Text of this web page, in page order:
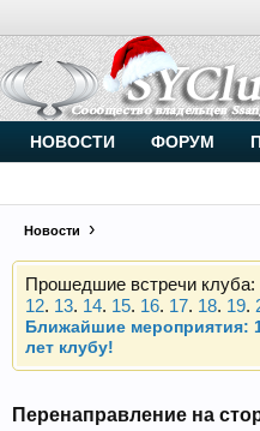
Новости
Внимание, новые
Основное общение
Присоединяйтесь.
Чип-тюнинг
Прошедшие встречи клуба:
12.13.14.15 .16.17. 18.19.
Ближайшие мероприятия:
лет клубу!
Внимание, новые
Основное общение
Перенаправление на
НОВОСТИ ФОРУМ